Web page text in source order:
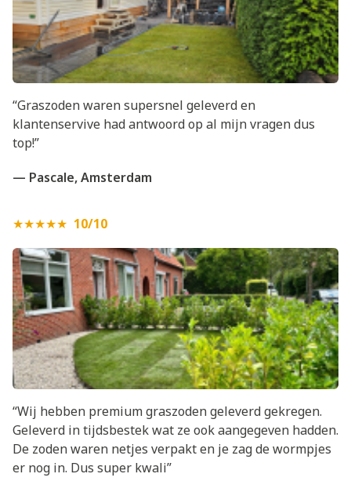
“Graszoden waren supersnel geleverd en
klantenservive had antwoord op al mijn vragen dus
top!”
— Pascale, Amsterdam
★★★★★ 10/10
“Wij hebben premium graszoden geleverd gekregen.
Geleverd in tijdsbestek wat ze ook aangegeven hadden.
De zoden waren netjes verpakt en je zag de wormpjes
er nog in. Dus super kwali”